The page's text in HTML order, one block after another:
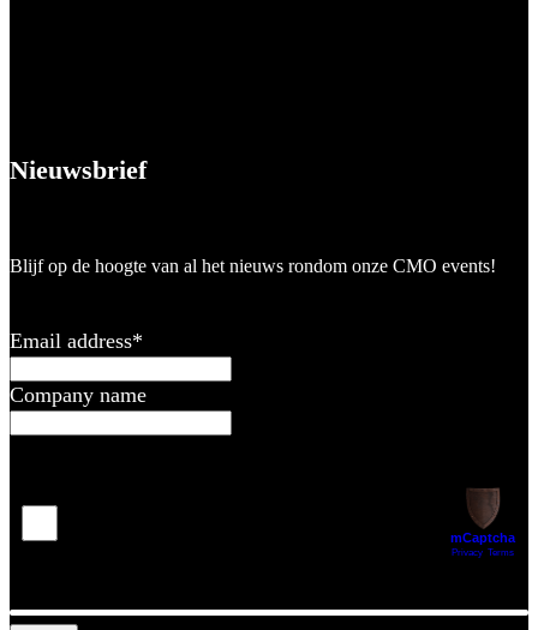
Nieuwsbrief
Blijf op de hoogte van al het nieuws rondom onze CMO events!
Email address*
Company name